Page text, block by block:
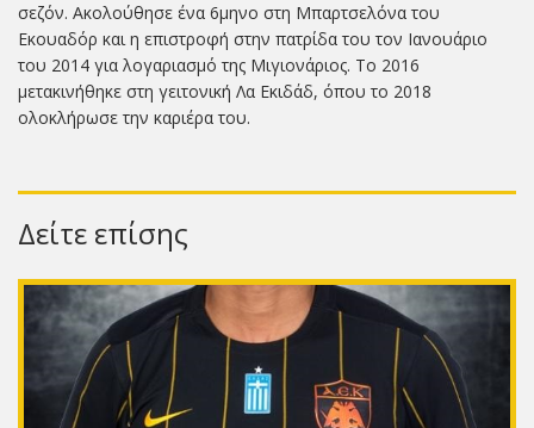
σεζόν. Ακολούθησε ένα 6μηνο στη Μπαρτσελόνα του
Εκουαδόρ και η επιστροφή στην πατρίδα του τον Ιανουάριο
του 2014 για λογαριασμό της Μιγιονάριος. Το 2016
μετακινήθηκε στη γειτονική Λα Εκιδάδ, όπου το 2018
ολοκλήρωσε την καριέρα του.
Δείτε επίσης